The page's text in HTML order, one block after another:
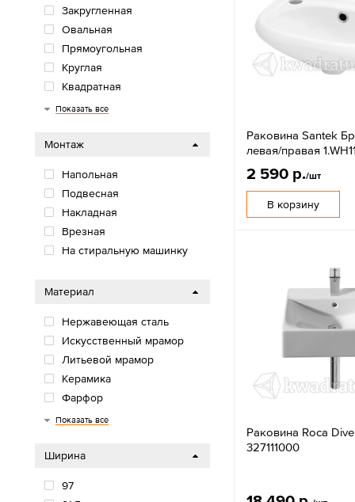
Раковина Santek
левая/правая
2 590 р./шт
В корзину
Раковина Roca
327111000
Закругленная
Овальная
Прямоугольная
Круглая
Квадратная
Угловая
Многоугольная
Показать все
Монтаж
Напольная
Подвесная
Накладная
Врезная
На стиральную машинку
Материал
Нержавеющая сталь
Искусственный мрамор
Литьевой мрамор
Керамика
Фарфор
Фаянс
Показать все
Ширина
97